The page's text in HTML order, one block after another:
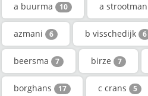
a buurma 10 a strootman
azmani 6 b visschedijk 6
beersma 7 birze 7
borghans 17 c crans 5